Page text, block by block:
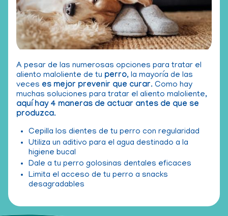
A pesar de las numerosas opciones para tratar el
aliento maloliente de tu perro, la mayoría de las
veces es mejor prevenir que curar. Como hay
muchas soluciones para tratar el aliento maloliente,
aquí hay 4 maneras de actuar antes de que se
produzca.
Cepilla los dientes de tu perro con regularidad
Utiliza un aditivo para el agua destinado a la
higiene bucal
Dale a tu perro golosinas dentales eficaces
Limita el acceso de tu perro a snacks
desagradables